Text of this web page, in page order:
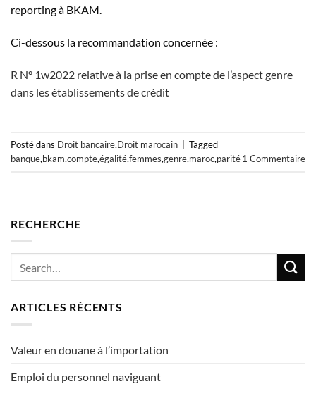
reporting à BKAM.
Ci-dessous la recommandation concernée :
R N° 1w2022 relative à la prise en compte de l’aspect genre
dans les établissements de crédit
Posté dans Droit bancaire,Droit marocain
Tagged
banque,bkam,compte,égalité,femmes,genre,maroc,parité1 Commentaire
RECHERCHE
ARTICLES RÉCENTS
Valeur en douane à l’importation
Emploi du personnel naviguant